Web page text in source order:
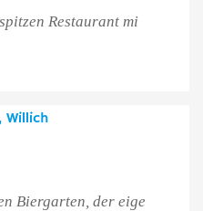
Restaurant mi
Willich
Biergarten, der eige